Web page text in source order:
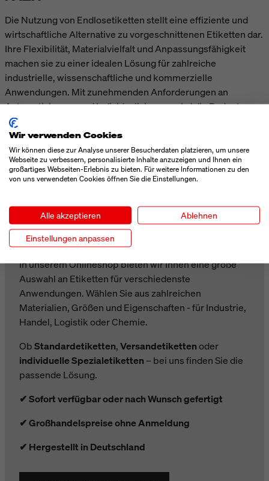
Die Nutzung von Endlosetiketten stellt eine effiziente und
wirtschaftliche Alternative zu vorgeschnittenen Etiketten dar.
Ihre Flexibilität, Materialvielfalt und Anpassungsfähigkeit
machen sie zu einer idealen Lösung für zahlreiche
industrielle, wissenschaftliche und kommerzielle
Anwendungen. Mit zunehmenden Anforderungen an
Automatisierung und Individualisierung wird die Bedeutung
variabler Etikettenformate weiter wachsen, insbesondere im
Kontext von Industrie 4.0 und digitalen Logistikprozessen.
UNSER ONLINESHOP
ETIKETTEN SCHNELL UND EINFACH
ONLINE BESTELLEN.
In unserem Onlineshop bieten wir Ihnen eine große
Auswahl an Etiketten für verschiedenste
Anwendungen. Wählen Sie aus zahlreichen
Materialien, Größen und Eigenschaften - für Industrie,
Handel, Logistik oder Chemie.
ObStandardetiketten,Versandetikettenoder
individuelle Spezialetiketten – bei uns finden Sie die
passende Lösung.
✔ Sofort verfügbar oder nach Wunsch gefertigt
✔ Großhandelspreise ohne Anmeldung
✔ Hergestellt in Deutschland
Wir verwenden Cookies
Wir können diese zur Analyse unserer Besucherdaten platzieren, um unsere
Webseite zu verbessern, personalisierte Inhalte anzuzeigen und Ihnen ein
großartiges Webseiten-Erlebnis zu bieten. Für weitere Informationen zu den
von uns verwendeten Cookies öffnen Sie die Einstellungen.
Alle akzeptieren Ablehnen
Einstellungen anpassen